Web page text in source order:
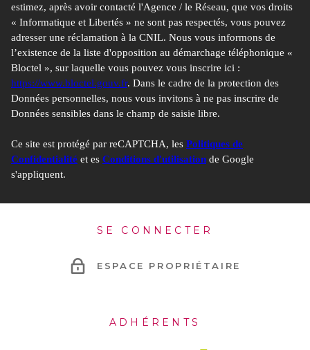
estimez, après avoir contacté l'Agence / le Réseau, que vos droits
« Informatique et Libertés » ne sont pas respectés, vous pouvez
adresser une réclamation à la CNIL. Nous vous informons de
l’existence de la liste d'opposition au démarchage téléphonique «
Bloctel », sur laquelle vous pouvez vous inscrire ici :
https://www.bloctel.gouv.fr. Dans le cadre de la protection des
Données personnelles, nous vous invitons à ne pas inscrire de
Données sensibles dans le champ de saisie libre.
Ce site est protégé par reCAPTCHA, les Politiques de
Confidentialité et es Conditions d'utilisation de Google
s'appliquent.
SE CONNECTER
ESPACE PROPRIÉTAIRE
ADHÉRENTS